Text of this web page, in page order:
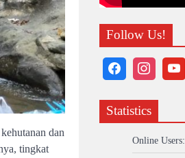
dan
tingkat
Follow Us!
Statistics
Online Users: